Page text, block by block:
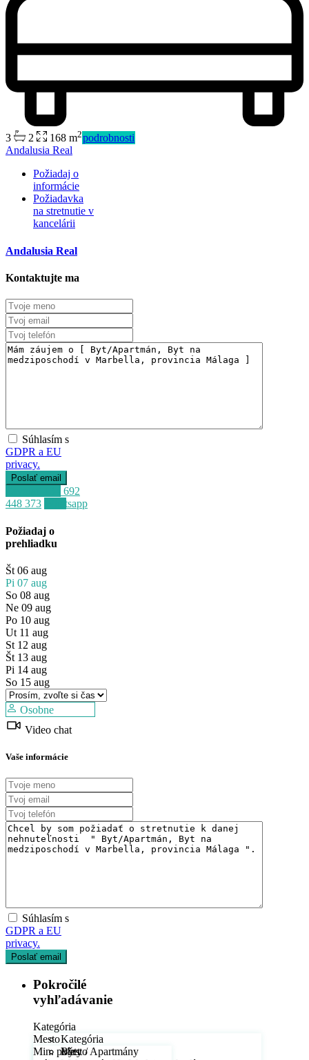
Mimo trhu
Predaj
Mimo trhu
3 2 168 m2podrobnosti
Andalusia Real
Požiadaj o
informácie
Požiadavka
na stretnutie v
kancelárii
Andalusia Real
Kontaktujte ma
Súhlasím s
GDPR a EU
privacy.
+34 692
448 373
Whatsapp
Požiadaj o
prehliadku
Št 06 aug
Pi 07 aug
So 08 aug
Ne 09 aug
Po 10 aug
Ut 11 aug
St 12 aug
Št 13 aug
Pi 14 aug
So 15 aug
Osobne
Video chat
Vaše informácie
Súhlasím s
GDPR a EU
privacy.
Pokročilé
vyhľadávanie
Kategória
Kategória
Byty / Apartmány
Mesto
Mesto
Min. počet